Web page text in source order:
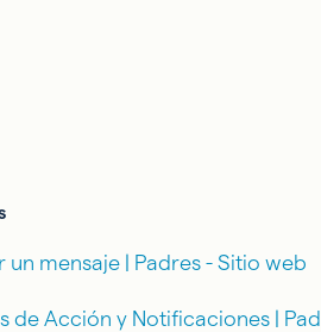
un mensaje | Padres - Sitio web
de Acción y Notificaciones |